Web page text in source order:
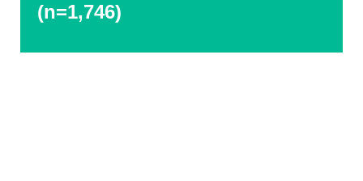
(n=1,746)